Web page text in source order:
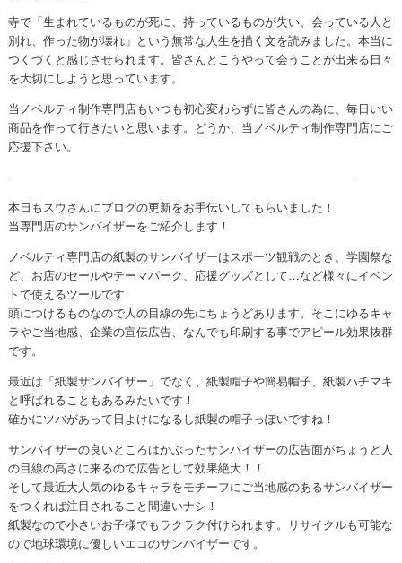
寺で「生まれているものが死に、持っているものが失い、会っている人と
別れ、作った物が壊れ」という無常な人生を描く文を読みました。本当に
つくづくと感じさせられます。皆さんとこうやって会うことが出来る日々
を大切にしようと思っています。
当ノベルティ制作専門店もいつも初心変わらずに皆さんの為に、毎日いい
商品を作って行きたいと思います。どうか、当ノベルティ制作専門店にご
応援下さい。
—————————————————————————————–
本日もスウさんにブログの更新をお手伝いしてもらいました！
当専門店のサンバイザーをご紹介します！
ノベルティ専門店の紙製のサンバイザーはスポーツ観戦のとき、学園祭な
ど、お店のセールやテーマパーク、応援グッズとして…など様々にイベン
トで使えるツールです
頭につけるものなので人の目線の先にちょうどあります。そこにゆるキャ
ラやご当地感、企業の宣伝広告、なんでも印刷する事でアピール効果抜群
です。
最近は「紙製サンバイザー」でなく、紙製帽子や簡易帽子、紙製ハチマキ
と呼ばれることもあるみたいです！
確かにツバがあって日よけになるし紙製の帽子っぽいですね！
サンバイザーの良いところはかぶったサンバイザーの広告面がちょうど人
の目線の高さに来るので広告として効果絶大！！
そして最近大人気のゆるキャラをモチーフにご当地感のあるサンバイザー
をつくれば注目されること間違いナシ！
紙製なので小さいお子様でもラクラク付けられます。リサイクルも可能な
ので地球環境に優しいエコのサンバイザーです。